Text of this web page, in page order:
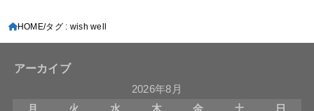
HOME タグ : wish well
アーカイブ
2026年8月